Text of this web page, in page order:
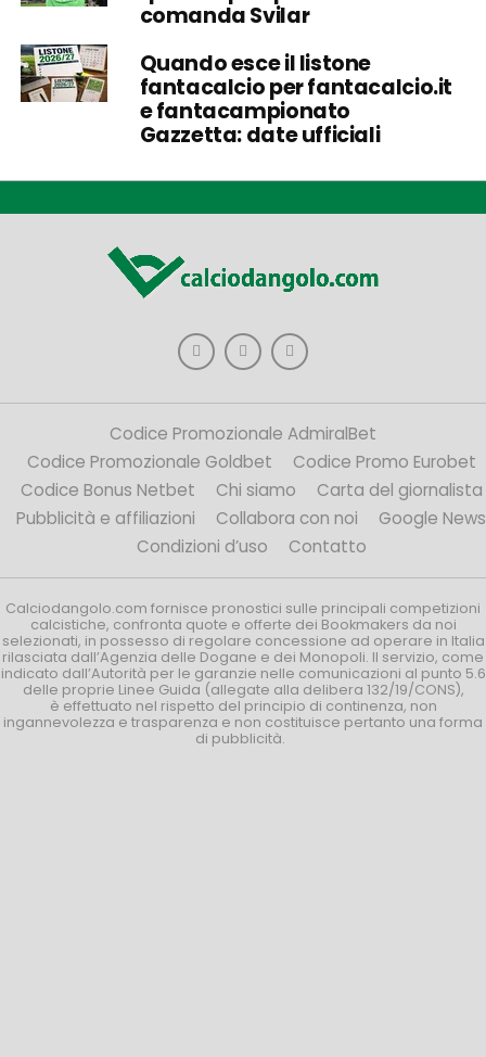
comanda Svilar
Quando esce il listone
fantacalcio per fantacalcio.it
e fantacampionato
Gazzetta: date ufficiali
Codice Promozionale AdmiralBet
Codice Promozionale Goldbet
Codice Promo Eurobet
Codice Bonus Netbet
Chi siamo
Carta del giornalista
Pubblicità e affiliazioni
Collabora con noi
Google News
Condizioni d’uso
Contatto
Calciodangolo.com fornisce pronostici sulle principali competizioni
calcistiche, confronta quote e offerte dei Bookmakers da noi
selezionati, in possesso di regolare concessione ad operare in Italia
rilasciata dall’Agenzia delle Dogane e dei Monopoli. Il servizio, come
indicato dall’Autorità per le garanzie nelle comunicazioni al punto 5.6
delle proprie Linee Guida (allegate alla delibera 132/19/CONS),
è effettuato nel rispetto del principio di continenza, non
ingannevolezza e trasparenza e non costituisce pertanto una forma
di pubblicità.